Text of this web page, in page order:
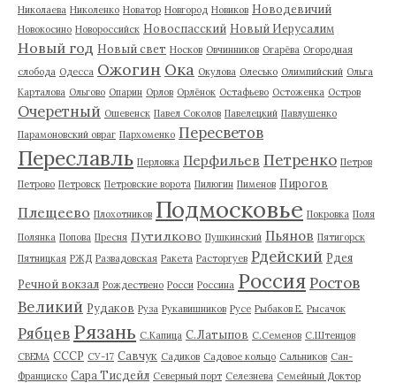
Николаева Николенко Новатор Новгород Новиков Новодевичий
Новокосино Новороссийск Новоспасский Новый Иерусалим
Новый год Новый свет Носков Овчинников Огарёва Огородная
слобода Одесса Ожогин Ока Окулова Олесько Олимпийский Ольга
Карталова Ольгово Опарин Орлов Орлёнок Остафьево Остоженка Остров
Очеретный Ошевенск Павел Соколов Павелецкий Павлушенко
Парамоновский овраг Пархоменко Пересветов
Переславль Перловка Перфильев Петренко Петров
Петрово Петровск Петровские ворота Пилюгин Пименов Пирогов
Плещеево Плохотников Подмосковье Покровка Поля
Полянка Попова Пресня Путилково Пушкинский Пьянов Пятигорск
Пятницкая РЖД Развадовская Ракета Расторгуев Рдейский Рдея
Речной вокзал Рождествено Росси Россина Россия Ростов
Великий Рудаков Руза Рукавишников Русе Рыбаков Е. Рысачок
Рябцев Рязань С.Капица С.Латыпов С.Семенов С.Штенцов
СВЕМА СССР СУ-17 Савчук Садиков Садовое кольцо Сальников Сан-
Франциско Сара Тисдейл Северный порт Селезнева Семейный Доктор